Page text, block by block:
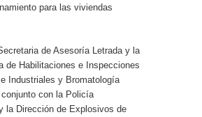
para las viviendas
de Asesoría Letrada y la
de Habilitaciones e Inspecciones
Industriales y Bromatología
con la Policía
la Dirección de Explosivos de